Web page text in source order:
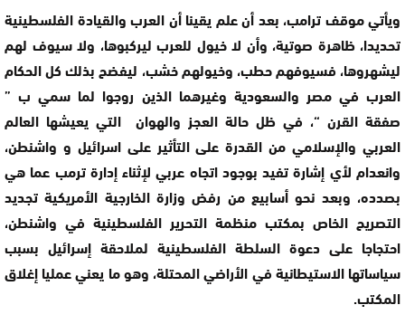
ويأتي موقف ترامب، بعد أن علم يقينا أن العرب والقيادة الفلسطينية
تحديدا، ظاهرة صوتية، وأن لا خيول للعرب ليركبوها، ولا سيوف لهم
ليشهروها، فسيوفهم حطب، وخيولهم خشب، ليفضح بذلك كل الحكام
العرب في مصر والسعودية وغيرهما الذين روجوا لما سمي ب ”
صفقة القرن “، في ظل حالة العجز والهوان التي يعيشها العالم
العربي والإسلامي من القدرة على التأثير على اسرائيل و واشنطن،
وانعدام لأي إشارة تفيد بوجود اتجاه عربي لإثناء إدارة ترمب عما هي
بصدده، وبعد نحو أسابيع من رفض وزارة الخارجية الأمريكية تجديد
التصريح الخاص بمكتب منظمة التحرير الفلسطينية في واشنطن،
احتجاجا على دعوة السلطة الفلسطينية لملاحقة إسرائيل بسبب
سياساتها الاستيطانية في الأراضي المحتلة، وهو ما يعني عمليا إغلاق
المكتب.